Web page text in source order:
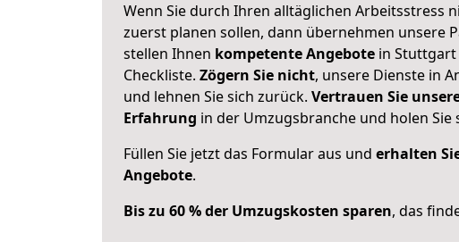
Wenn Sie durch Ihren alltäglichen Arbeitsstress
zuerst planen sollen, dann übernehmen unsere
stellen Ihnen kompetente Angebote in
Checkliste. Zögern Sie nicht, unsere Dienste in
und lehnen Sie sich zurück. Vertrauen Sie
Erfahrung in der Umzugsbranche und holen Sie
Füllen Sie jetzt das Formular aus und erhalten
Angebote.
Bis zu 60 % der Umzugskosten sparen, das